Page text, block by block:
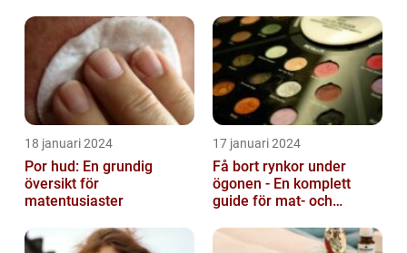
18 januari 2024
Por hud: En grundig
översikt för
matentusiaster
17 januari 2024
Få bort rynkor under
ögonen - En komplett
guide för mat- och